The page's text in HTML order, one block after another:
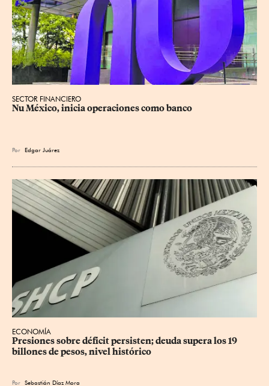
SECTOR FINANCIERO
Nu México, inicia operaciones como banco
Por Edgar Juárez
ECONOMÍA
Presiones sobre déficit persisten; deuda supera los 19
billones de pesos, nivel histórico
Por Sebastián Díaz Mora